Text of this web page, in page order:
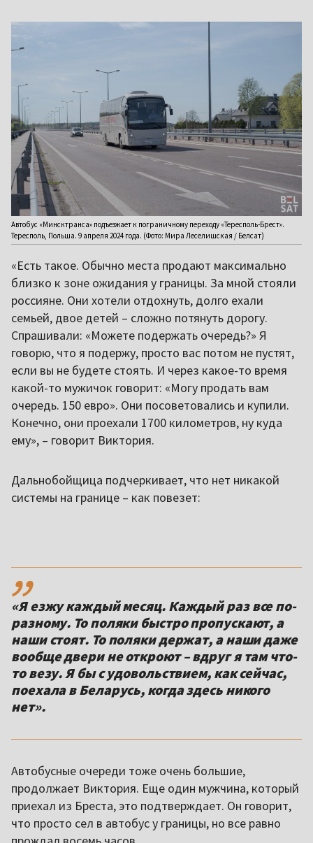
Автобус «Минсктранса» подъезжает к пограничному переходу «Тересполь-Брест».
Тересполь, Польша. 9 апреля 2024 года. (Фото: Мира Леселишская / Белсат)
«Есть такое. Обычно места продают максимально
близко к зоне ожидания у границы. За мной стояли
россияне. Они хотели отдохнуть, долго ехали
семьей, двое детей – сложно потянуть дорогу.
Спрашивали: «Можете подержать очередь?» Я
говорю, что я подержу, просто вас потом не пустят,
если вы не будете стоять. И через какое-то время
какой-то мужичок говорит: «Могу продать вам
очередь. 150 евро». Они посоветовались и купили.
Конечно, они проехали 1700 километров, ну куда
ему», – говорит Виктория.
Дальнобойщица подчеркивает, что нет никакой
системы на границе – как повезет:
,,
«Я езжу каждый месяц. Каждый раз все по-
разному. То поляки быстро пропускают, а
наши стоят. То поляки держат, а наши даже
вообще двери не откроют – вдруг я там что-
то везу. Я бы с удовольствием, как сейчас,
поехала в Беларусь, когда здесь никого
нет».
Автобусные очереди тоже очень большие,
продолжает Виктория. Еще один мужчина, который
приехал из Бреста, это подтверждает. Он говорит,
что просто сел в автобус у границы, но все равно